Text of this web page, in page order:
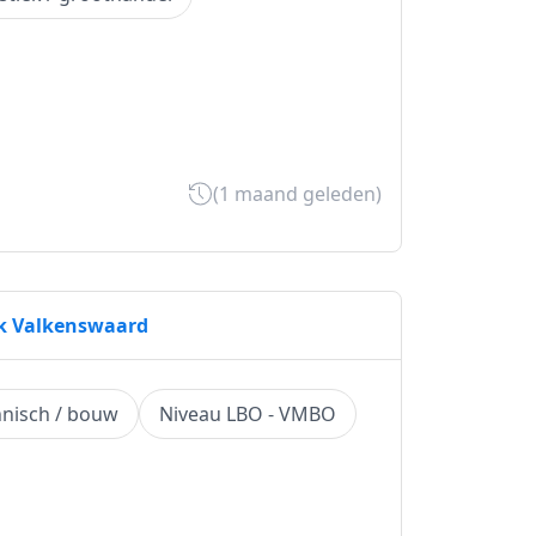
(1 maand geleden)
Valkenswaard
/ bouw Niveau LBO - VMBO